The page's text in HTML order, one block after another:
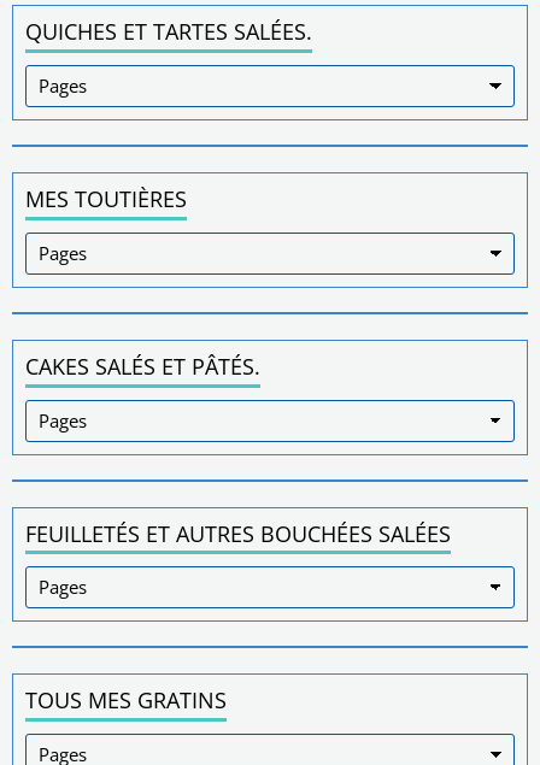
QUICHES ET TARTES SALÉES.
MES TOUTIÈRES
CAKES SALÉS ET PÂTÉS.
FEUILLETÉS ET AUTRES BOUCHÉES SALÉES
TOUS MES GRATINS